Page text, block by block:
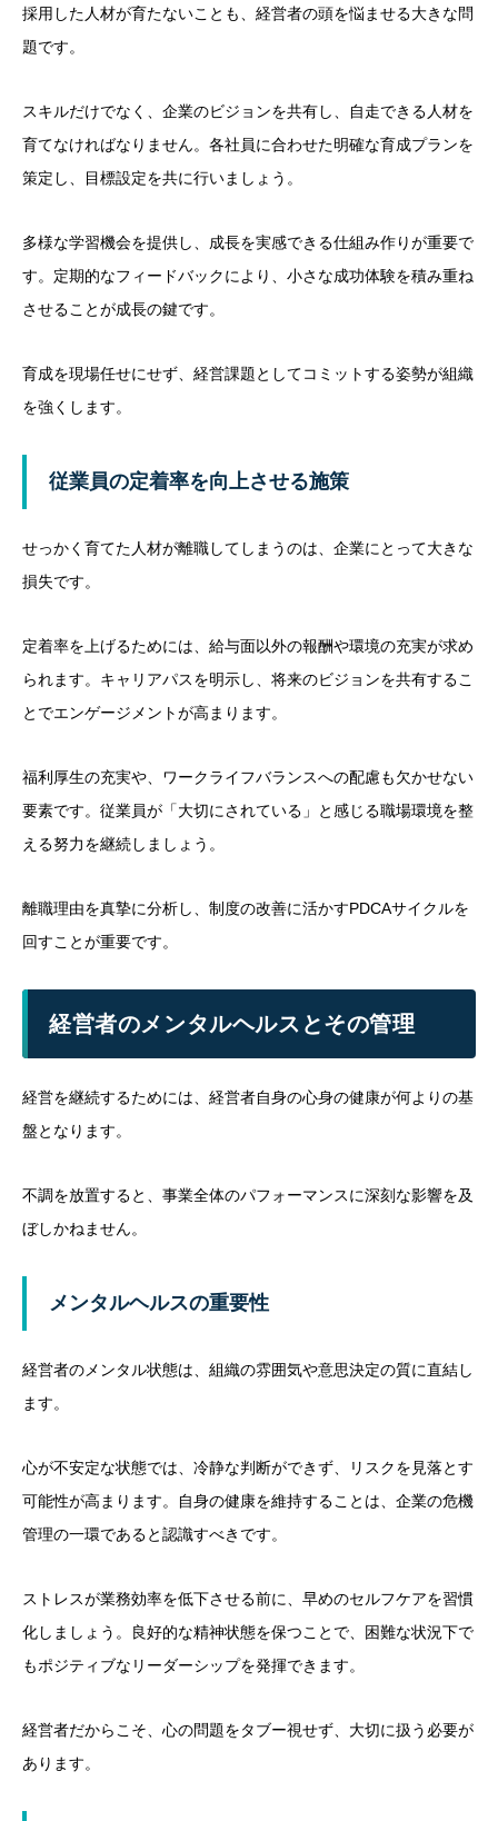
採用した人材が育たないことも、経営者の頭を悩ませる大きな問
題です。
スキルだけでなく、企業のビジョンを共有し、自走できる人材を
育てなければなりません。各社員に合わせた明確な育成プランを
策定し、目標設定を共に行いましょう。
多様な学習機会を提供し、成長を実感できる仕組み作りが重要で
す。定期的なフィードバックにより、小さな成功体験を積み重ね
させることが成長の鍵です。
育成を現場任せにせず、経営課題としてコミットする姿勢が組織
を強くします。
従業員の定着率を向上させる施策
せっかく育てた人材が離職してしまうのは、企業にとって大きな
損失です。
定着率を上げるためには、給与面以外の報酬や環境の充実が求め
られます。キャリアパスを明示し、将来のビジョンを共有するこ
とでエンゲージメントが高まります。
福利厚生の充実や、ワークライフバランスへの配慮も欠かせない
要素です。従業員が「大切にされている」と感じる職場環境を整
える努力を継続しましょう。
離職理由を真摯に分析し、制度の改善に活かすPDCAサイクルを
回すことが重要です。
経営者のメンタルヘルスとその管理
経営を継続するためには、経営者自身の心身の健康が何よりの基
盤となります。
不調を放置すると、事業全体のパフォーマンスに深刻な影響を及
ぼしかねません。
メンタルヘルスの重要性
経営者のメンタル状態は、組織の雰囲気や意思決定の質に直結し
ます。
心が不安定な状態では、冷静な判断ができず、リスクを見落とす
可能性が高まります。自身の健康を維持することは、企業の危機
管理の一環であると認識すべきです。
ストレスが業務効率を低下させる前に、早めのセルフケアを習慣
化しましょう。良好的な精神状態を保つことで、困難な状況下で
もポジティブなリーダーシップを発揮できます。
経営者だからこそ、心の問題をタブー視せず、大切に扱う必要が
あります。